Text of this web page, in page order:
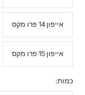
אייפון 14 פרו מקס
אייפון 15 פרו מקס
כמות: